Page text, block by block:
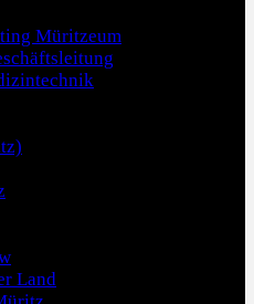
Müritzeum
Land